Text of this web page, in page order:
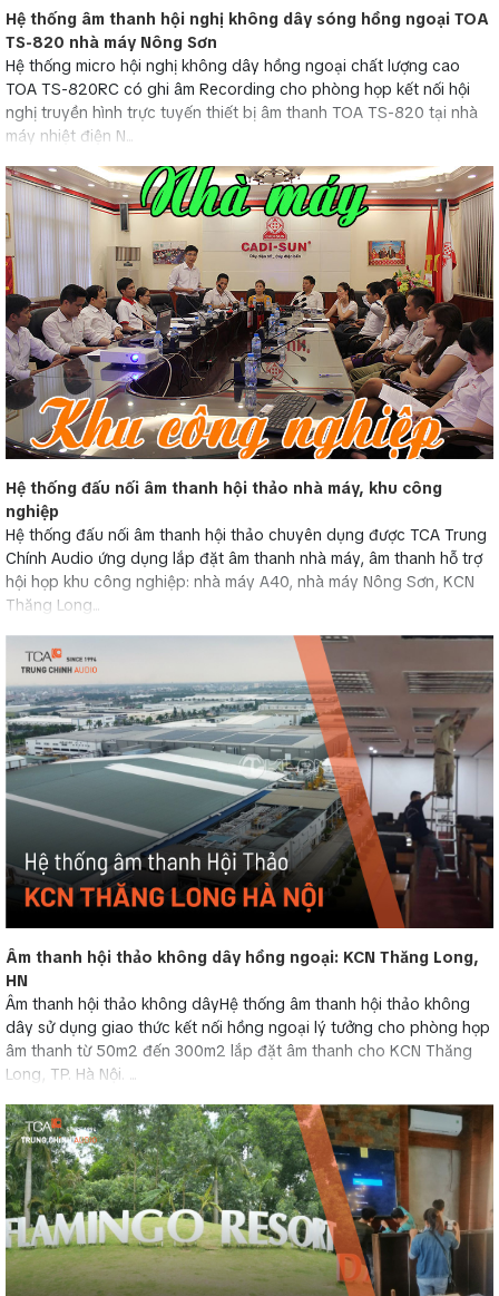
Hệ thống âm thanh hội nghị không dây sóng hồng ngoại TOA
TS-820 nhà máy Nông Sơn
Hệ thống micro hội nghị không dây hồng ngoại chất lượng cao
TOA TS-820RC có ghi âm Recording cho phòng họp kết nối hội
nghị truyền hình trực tuyến thiết bị âm thanh TOA TS-820 tại nhà
máy nhiệt điện N...
Hệ thống đấu nối âm thanh hội thảo nhà máy, khu công
nghiệp
Hệ thống đấu nối âm thanh hội thảo chuyên dụng được TCA Trung
Chính Audio ứng dụng lắp đặt âm thanh nhà máy, âm thanh hỗ trợ
hội họp khu công nghiệp: nhà máy A40, nhà máy Nông Sơn, KCN
Thăng Long...
Âm thanh hội thảo không dây hồng ngoại: KCN Thăng Long,
HN
Âm thanh hội thảo không dâyHệ thống âm thanh hội thảo không
dây sử dụng giao thức kết nối hồng ngoại lý tưởng cho phòng họp
âm thanh từ 50m2 đến 300m2 lắp đặt âm thanh cho KCN Thăng
Long, TP. Hà Nội. ...